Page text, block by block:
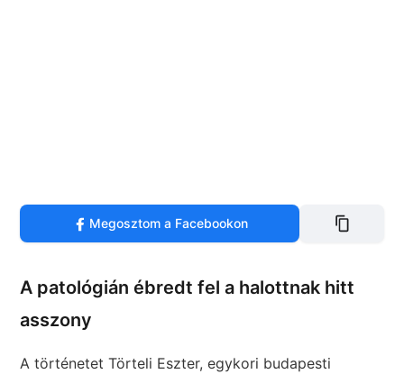
Megosztom a Facebookon
A patológián ébredt fel a halottnak hitt
asszony
A történetet Törteli Eszter, egykori budapesti